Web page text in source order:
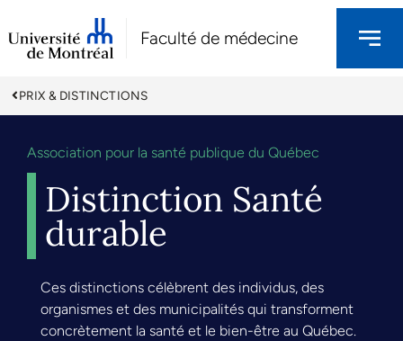
Faculté de médecine
PRIX & DISTINCTIONS
Association pour la santé publique du Québec
Distinction Santé
durable
Ces distinctions célèbrent des individus, des
organismes et des municipalités qui transforment
concrètement la santé et le bien-être au Québec.